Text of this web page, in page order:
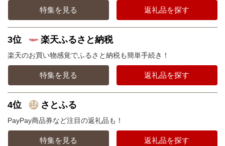
特集を見る 返礼品を探す
3位 楽天ふるさと納税
楽天のお買い物感覚でふるさと納税も簡単手続き！
特集を見る 返礼品を探す
4位 さとふる
PayPay商品券など注目の返礼品も！
特集を見る 返礼品を探す